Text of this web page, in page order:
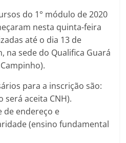
do 1° módulo de 2020
nesta quinta-feira
até o dia 13 de
na sede do Qualifica Guará
para a inscrição são:
será aceita CNH).
de endereço e
(ensino fundamental